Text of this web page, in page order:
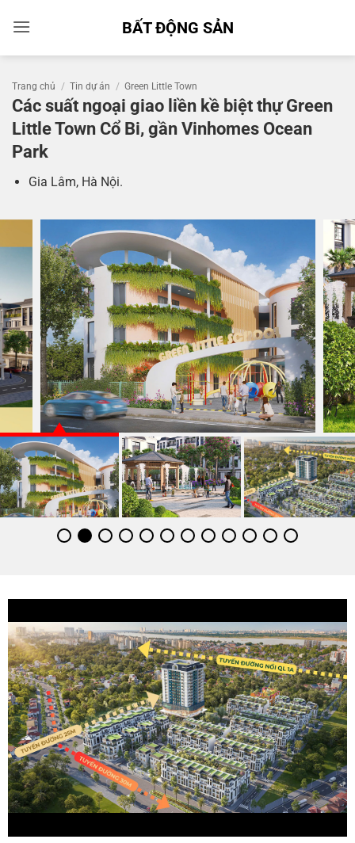
qua
BẤT ĐỘNG SẢN
Trang chủ / Tin dự án / Green Little Town
Các suất ngoại giao liền kề biệt thự Green
Little Town Cổ Bi, gần Vinhomes Ocean
Park
Gia Lâm, Hà Nội.